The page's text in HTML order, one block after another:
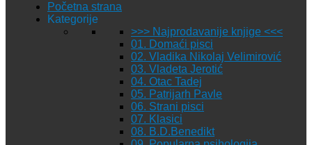
Početna strana
Kategorije
>>> Najprodavanije knjige <<<
01. Domaći pisci
02. Vladika Nikolaj Velimirović
03. Vladeta Jerotić
04. Otac Tadej
05. Patrijarh Pavle
06. Strani pisci
07. Klasici
08. B.D.Benedikt